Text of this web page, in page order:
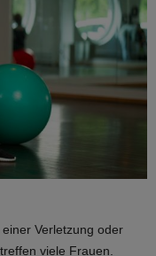
Verletzung oder
viele Frauen.